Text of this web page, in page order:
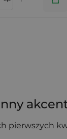
pierwszych